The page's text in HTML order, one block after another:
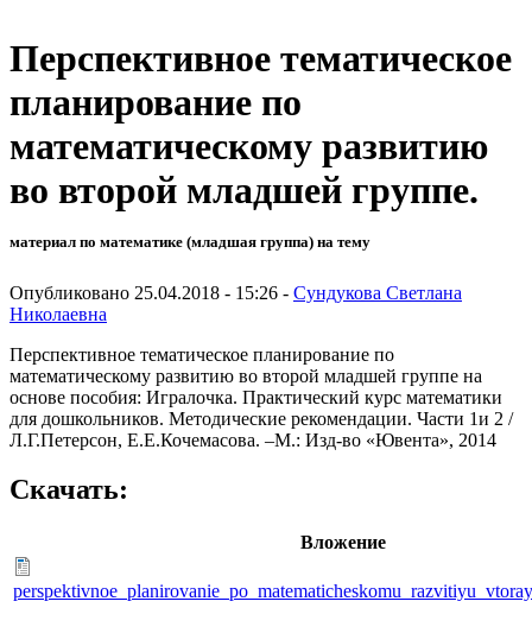
Перспективное тематическое
планирование по
математическому развитию
во второй младшей группе.
материал по математике (младшая группа) на тему
Опубликовано 25.04.2018 - 15:26 - Сундукова Светлана
Николаевна
Перспективное тематическое планирование по
математическому развитию во второй младшей группе на
основе пособия: Игралочка. Практический курс математики
для дошкольников. Методические рекомендации. Части 1и 2 /
Л.Г.Петерсон, Е.Е.Кочемасова. –М.: Изд-во «Ювента», 2014
Скачать:
Вложение